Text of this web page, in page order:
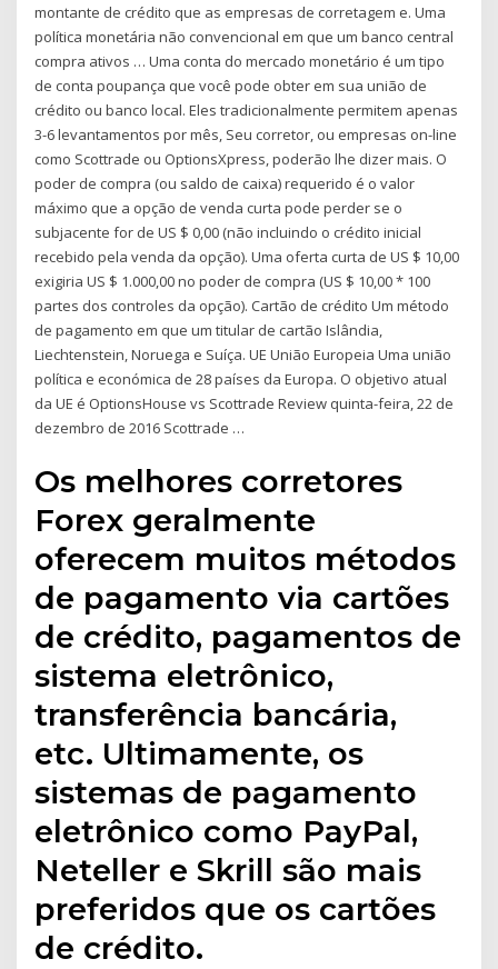
montante de crédito que as empresas de corretagem e. Uma
política monetária não convencional em que um banco central
compra ativos … Uma conta do mercado monetário é um tipo
de conta poupança que você pode obter em sua união de
crédito ou banco local. Eles tradicionalmente permitem apenas
3-6 levantamentos por mês, Seu corretor, ou empresas on-line
como Scottrade ou OptionsXpress, poderão lhe dizer mais. O
poder de compra (ou saldo de caixa) requerido é o valor
máximo que a opção de venda curta pode perder se o
subjacente for de US $ 0,00 (não incluindo o crédito inicial
recebido pela venda da opção). Uma oferta curta de US $ 10,00
exigiria US $ 1.000,00 no poder de compra (US $ 10,00 * 100
partes dos controles da opção). Cartão de crédito Um método
de pagamento em que um titular de cartão Islândia,
Liechtenstein, Noruega e Suíça. UE União Europeia Uma união
política e económica de 28 países da Europa. O objetivo atual
da UE é OptionsHouse vs Scottrade Review quinta-feira, 22 de
dezembro de 2016 Scottrade …
Os melhores corretores
Forex geralmente
oferecem muitos métodos
de pagamento via cartões
de crédito, pagamentos de
sistema eletrônico,
transferência bancária,
etc. Ultimamente, os
sistemas de pagamento
eletrônico como PayPal,
Neteller e Skrill são mais
preferidos que os cartões
de crédito.